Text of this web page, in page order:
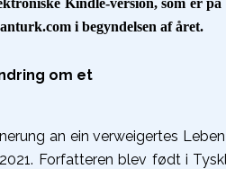
Kindle-version, som er
i begyndelsen af året.
om et
an ein verweigertes
Forfatteren blev født i